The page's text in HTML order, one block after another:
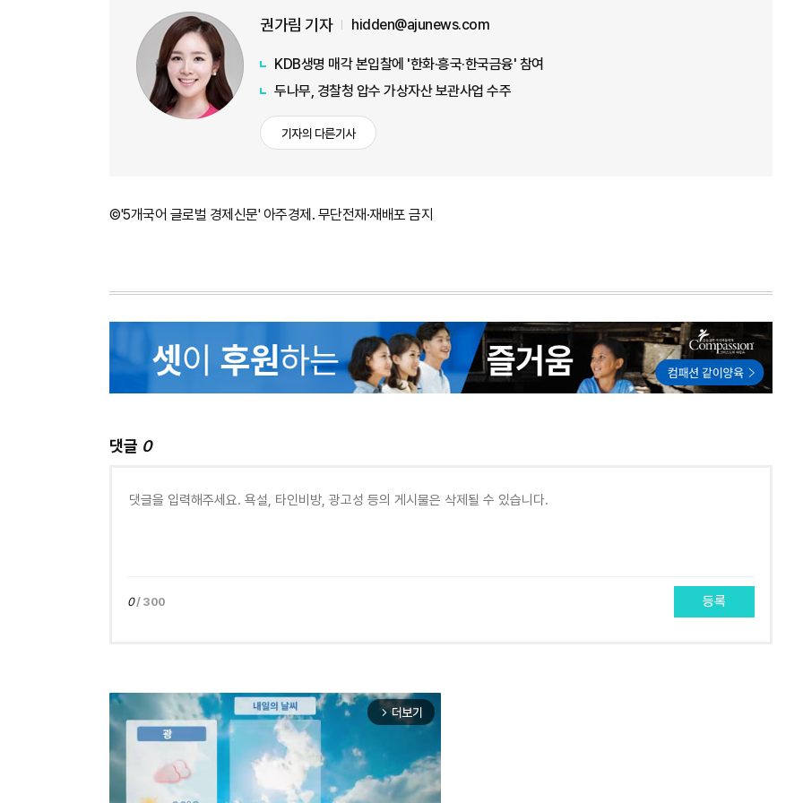
권가림 기자 hidden@ajunews.com
KDB생명 매각 본입찰에 '한화·흥국·한국금융' 참여
두나무, 경찰청 압수 가상자산 보관사업 수주
기자의 다른기사
©'5개국어 글로벌 경제신문' 아주경제. 무단전재·재배포 금지
댓글 0
0/ 300 등록
arrow_forward_ios 더보기